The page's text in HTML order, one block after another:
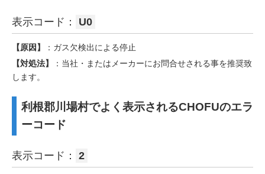
表示コード： U0
【原因】
：ガス欠検出による停止
【対処法】
：当社・またはメーカーにお問合せされる事を推奨致
します。
利根郡川場村でよく表示されるCHOFUのエラ
ーコード
表示コード： 2